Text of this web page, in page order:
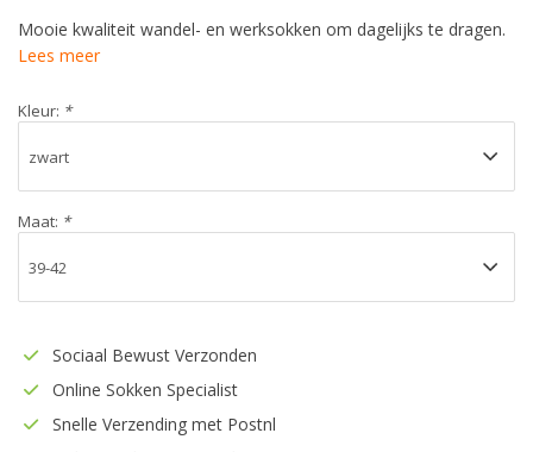
Mooie kwaliteit wandel- en werksokken om dagelijks te dragen.
Lees meer
Kleur: *
Maat: *
Sociaal Bewust Verzonden
Online Sokken Specialist
Snelle Verzending met Postnl